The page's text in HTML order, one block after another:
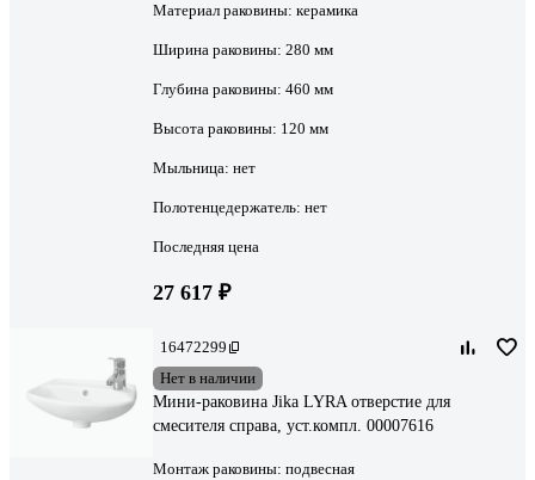
Материал раковины: керамика
Ширина раковины: 280 мм
Глубина раковины: 460 мм
Высота раковины: 120 мм
Мыльница: нет
Полотенцедержатель: нет
Последняя цена
27 617 ₽
16472299
Нет в наличии
Мини-раковина Jika LYRA отверстие для
смесителя справа, уст.компл. 00007616
Монтаж раковины: подвесная